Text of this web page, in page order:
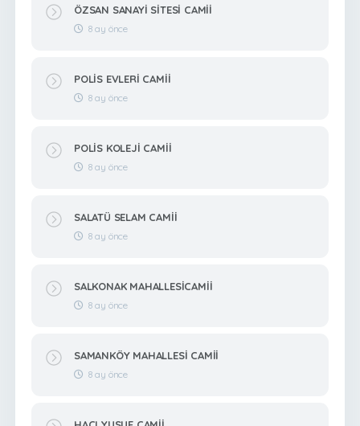
ÖZSAN SANAYİ SİTESİ CAMİİ
8 ay önce
POLİS EVLERİ CAMİİ
8 ay önce
POLİS KOLEJİ CAMİİ
8 ay önce
SALATÜ SELAM CAMİİ
8 ay önce
SALKONAK MAHALLESİCAMİİ
8 ay önce
SAMANKÖY MAHALLESİ CAMİİ
8 ay önce